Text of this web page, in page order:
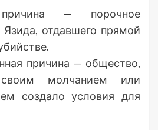
— порочное
Язида, отдавшего прямой
причина — общество,
молчанием или
создало условия для